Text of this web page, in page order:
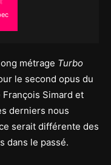
métrage Turbo
le second opus du
Simard et
derniers nous
serait différente des
dans le passé.